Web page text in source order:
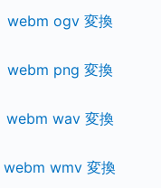
webm ogv 変換
webm png 変換
webm wav 変換
webm wmv 変換